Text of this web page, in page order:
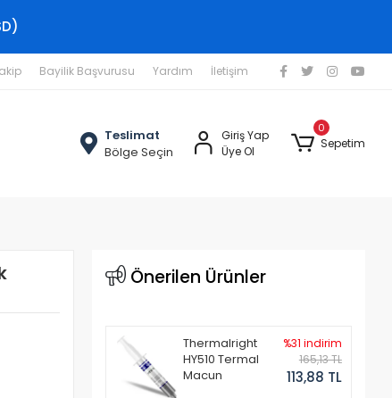
Bayilik Başvurusu Yardım İletişim
Teslimat
Bölge Seçin
Giriş Yap
Üye Ol
0
Sepetim
Önerilen Ürünler
Thermalright
HY510 Termal
Macun
%31 indirim
165,13 TL
113,88 TL